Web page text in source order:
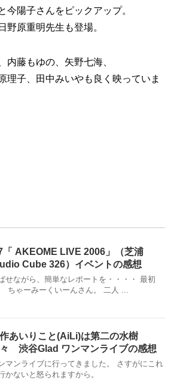
今陽子さんをピックアップ。
野原重明先生も登場。
内藤もゆの、矢野七海、
理子、田中みいやも良く映っていま
「 AKEOME LIVE 2006」（芝浦
Cube 326）イベントの感想
せながら、簡単なレポートを・・・・ 最初
ちゃーみーくいーんさん。 二人 ...
あいりこと(AiLi)は第二の水樹
渋谷Glad ワンマンライブの感想
マンライブに行ってきました。 さすがにこれ
かないと怒られますから。